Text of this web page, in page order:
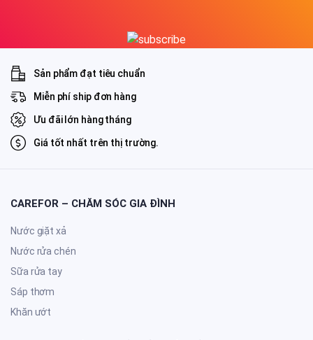
Sản phẩm đạt tiêu chuẩn
Miễn phí ship đơn hàng
Ưu đãi lớn hàng tháng
Giá tốt nhất trên thị trường.
CAREFOR – CHĂM SÓC GIA ĐÌNH
Nước giặt xả
Nước rửa chén
Sữa rửa tay
Sáp thơm
Khăn ướt